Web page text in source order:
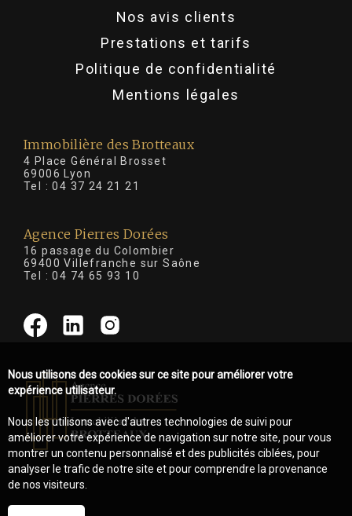
Nos avis clients
Prestations et tarifs
Politique de confidentialité
Mentions légales
Immobilière des Brotteaux
4 Place Général Brosset
69006 Lyon
Tel :04 37 24 21 21
Agence Pierres Dorées
16 passage du Colombier
69400 Villefranche sur Saône
Tel :04 74 65 93 10
Nous utilisons des cookies sur ce site pour améliorer votre
expérience utilisateur.
Nous les utilisons avec d'autres technologies de suivi pour
améliorer votre expérience de navigation sur notre site, pour vous
montrer un contenu personnalisé et des publicités ciblées, pour
analyser le trafic de notre site et pour comprendre la provenance
de nos visiteurs.